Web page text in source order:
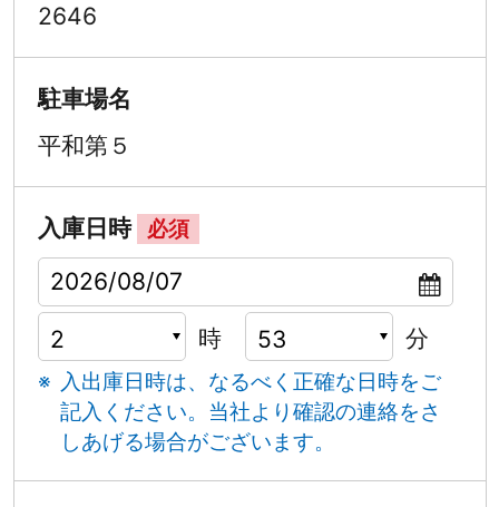
2646
駐車場名
平和第５
入庫日時 必須
時 分
入出庫日時は、なるべく正確な日時をご
記入ください。 当社より確認の連絡をさ
しあげる場合がございます。